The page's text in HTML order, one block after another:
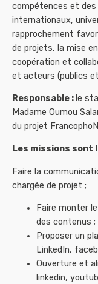
compétences et des
internationaux,
rapprochement
de projets, la mise
coopération et
et acteurs (publics
Responsable : le
Madame Oumou
du projet
Les missions sont
Faire la
chargée de projet ;
Faire monter
des contenus ;
Proposer un
LinkedIn,
Ouverture et
linkedin,